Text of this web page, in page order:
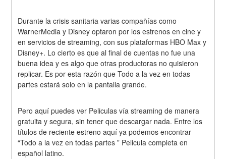
Durante la crisis sanitaria varias compañías como
WarnerMedia y Disney optaron por los estrenos en cine y
en servicios de streaming, con sus plataformas HBO Max y
Disney+. Lo cierto es que al final de cuentas no fue una
buena idea y es algo que otras productoras no quisieron
replicar. Es por esta razón que Todo a la vez en todas
partes estará solo en la pantalla grande.
Pero aquí puedes ver Peliculas vía streaming de manera
gratuita y segura, sin tener que descargar nada. Entre los
títulos de reciente estreno aquí ya podemos encontrar
“Todo a la vez en todas partes ” Pelicula completa en
español latino.